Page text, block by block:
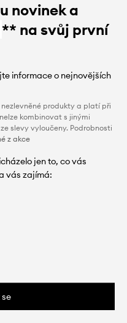
novinek a
** na svůj první
informace o nejnovějších
produkty a platí při
kombinovat s jinými
slevy vyloučeny. Podrobnosti
z akce
jen to, co vás
vás zajímá: